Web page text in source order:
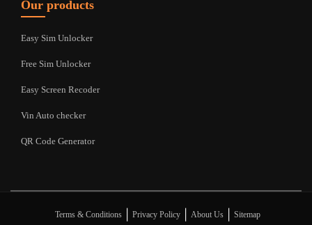
Our products
Easy Sim Unlocker
Free Sim Unlocker
Easy Screen Recoder
Vin Auto checker
QR Code Generator
Terms & Conditions Privacy Policy About Us Sitemap